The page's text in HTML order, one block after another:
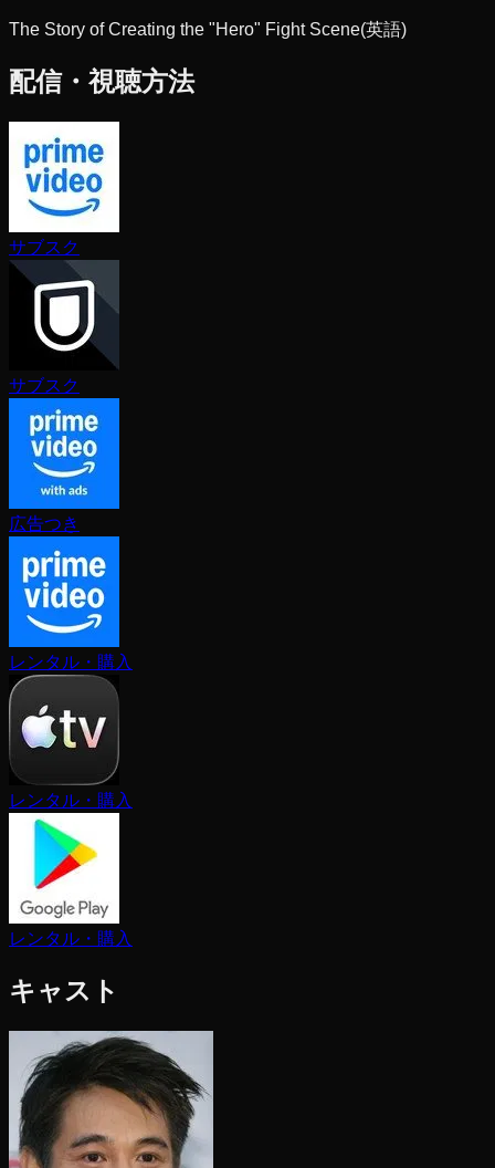
The Story of Creating the "Hero" Fight Scene(英語)
配信・視聴方法
サブスク
サブスク
広告つき
レンタル・購入
レンタル・購入
レンタル・購入
キャスト